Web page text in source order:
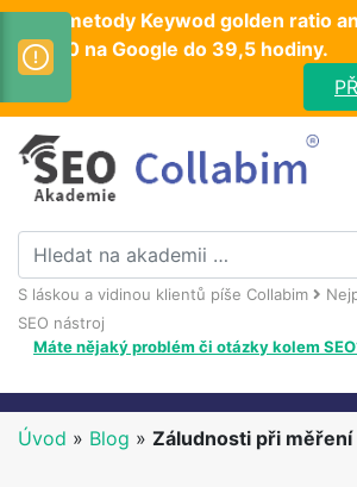
Test metody Keywod golden ratio
TOP10 na Google do 39,5 hodiny.
S láskou a vidinou klientů píše Collabim
SEO nástroj
Máte nějaký problém či otázky kolem
Úvod » Blog » Záludnosti při měření